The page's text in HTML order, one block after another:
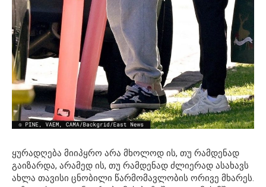
ყურადღება მიიპყრო არა მხოლოდ ის, თუ რამდენად
გაიზარდა, არამედ ის, თუ რამდენად ძლიერად ასახავს
ახლა თავისი ცნობილი წარმომავლობის ორივე მხარეს.